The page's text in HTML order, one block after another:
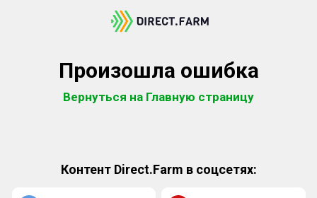
Произошла ошибка
Вернуться на Главную страницу
Контент Direct.Farm в соцсетях: